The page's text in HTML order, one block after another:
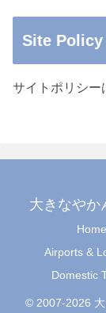
Site Policy
サイトポリシー
大きなや
Home
Airports &
Domestic
© 2007-2026